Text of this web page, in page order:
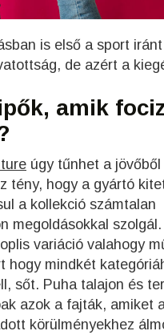
is első a sport
de azért a
amik
úgy tűnhet a
tény, hogy a gyártó
a kollekció számtalan
megoldásokkal
variáció valahogy
hogy mindkét
sőt. Puha talajon és
azok a fajták, amiket
körülményekhez